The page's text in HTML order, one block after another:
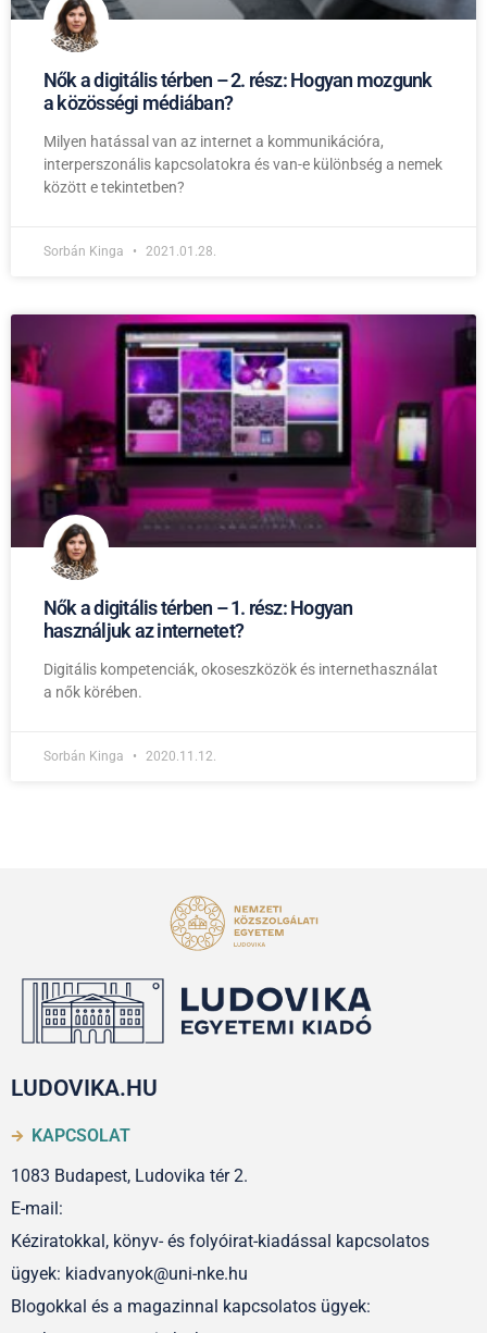
Nők a digitális térben – 2. rész: Hogyan mozgunk
a közösségi médiában?
Milyen hatással van az internet a kommunikációra,
interperszonális kapcsolatokra és van-e különbség a nemek
között e tekintetben?
Sorbán Kinga 2021.01.28.
Nők a digitális térben – 1. rész: Hogyan
használjuk az internetet?
Digitális kompetenciák, okoseszközök és internethasználat
a nők körében.
Sorbán Kinga 2020.11.12.
LUDOVIKA.HU
KAPCSOLAT
1083 Budapest, Ludovika tér 2.
E-mail:
Kéziratokkal, könyv- és folyóirat-kiadással kapcsolatos
ügyek: kiadvanyok@uni-nke.hu
Blogokkal és a magazinnal kapcsolatos ügyek: